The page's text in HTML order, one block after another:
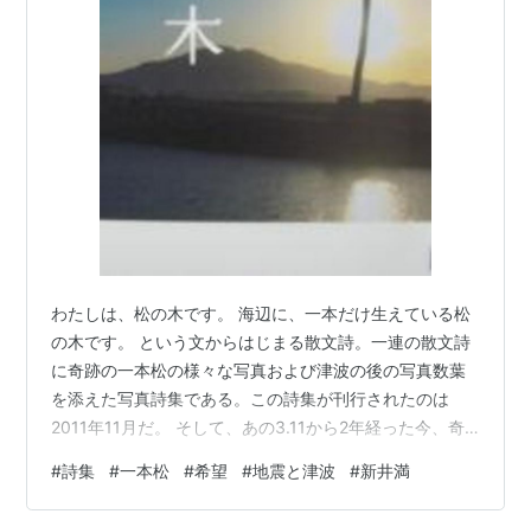
カメラマンと犬（2002）
ISBN:4087745805
ピーターラビット紀行（2002）
ISBN:4309015069
千の風になって（2003）
ISBN:4062121247
死んだら風に生まれかわる（2004）
死んだら星に生まれかわる（2004）
わたしは、松の木です。 海辺に、一本だけ生えている松
の木です。 という文からはじまる散文詩。一連の散文詩
に奇跡の一本松の様々な写真および津波の後の写真数葉
を添えた写真詩集である。この詩集が刊行されたのは
2011年11月だ。 そして、あの3.11から2年経った今、奇
時代に防潮林として松が植えられ、高田松原として、2キ
#詩集 #一本松 #希望 #地震と津波 #新井満